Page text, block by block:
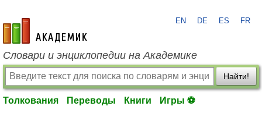
academic.ru
EN DE ES FR
Словари и энциклопедии на Академике
Найти!
Толкования Переводы Книги Игры ⚽